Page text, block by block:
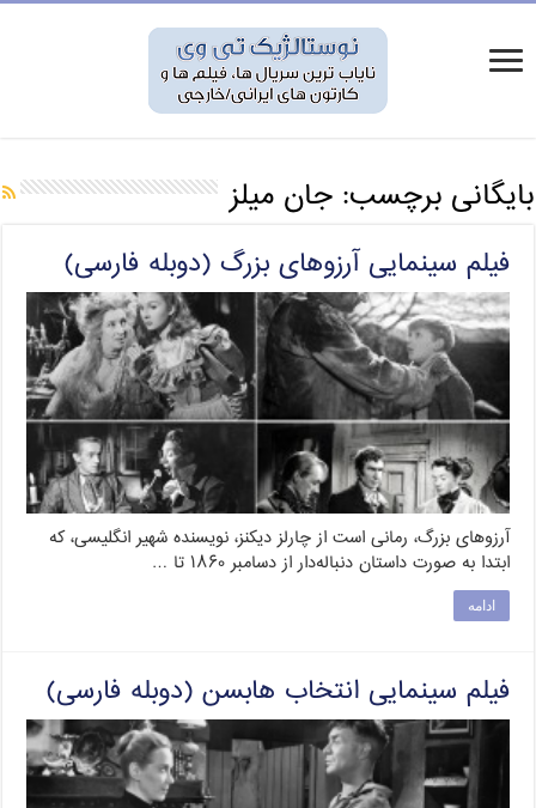
بایگانی برچسب:جان میلز
فیلم سینمایی آرزوهای بزرگ (دوبله فارسی)
آرزوهای بزرگ، رمانی است از چارلز دیکنز، نویسنده شهیر انگلیسی، که
ابتدا به صورت داستان دنباله‌دار از دسامبر ۱۸۶۰ تا …
ادامه
فیلم سینمایی انتخاب هابسن (دوبله فارسی)